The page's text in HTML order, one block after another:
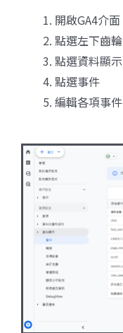
開啟GA4介面
點選左下齒輪
點選資料顯示
點選事件
編輯各項事件